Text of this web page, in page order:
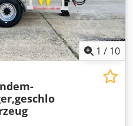
Muster- Bilder --, Mehr
Uefx Aqlor
1 / 10